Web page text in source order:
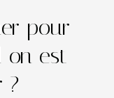
pour
on est
?